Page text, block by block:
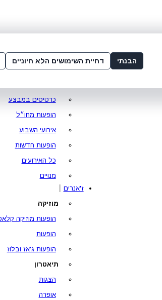
עמוד ראשי
סופר פרייס
כרטיסים במבצע
הופעות מחו״ל
אירועי השבוע
הופעות חדשות
כל האירועים
מנויים
ז'אנרים
מוזיקה
הופעות מוזיקה
הופעות
הופעות ג'אז ובלוז
תיאטרון
הצגות
אופרה
הבנתי דחיית השימושים הלא חיוניים